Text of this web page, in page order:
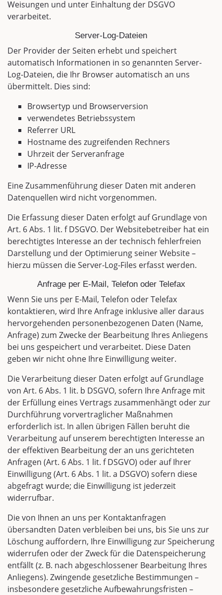
Weisungen und unter Einhaltung der DSGVO
verarbeitet.
Server-Log-Dateien
Der Provider der Seiten erhebt und speichert
automatisch Informationen in so genannten Server-
Log-Dateien, die Ihr Browser automatisch an uns
übermittelt. Dies sind:
Browsertyp und Browserversion
verwendetes Betriebssystem
Referrer URL
Hostname des zugreifenden Rechners
Uhrzeit der Serveranfrage
IP-Adresse
Eine Zusammenführung dieser Daten mit anderen
Datenquellen wird nicht vorgenommen.
Die Erfassung dieser Daten erfolgt auf Grundlage von
Art. 6 Abs. 1 lit. f DSGVO. Der Websitebetreiber hat ein
berechtigtes Interesse an der technisch fehlerfreien
Darstellung und der Optimierung seiner Website –
hierzu müssen die Server-Log-Files erfasst werden.
Anfrage per E-Mail, Telefon oder Telefax
Wenn Sie uns per E-Mail, Telefon oder Telefax
kontaktieren, wird Ihre Anfrage inklusive aller daraus
hervorgehenden personenbezogenen Daten (Name,
Anfrage) zum Zwecke der Bearbeitung Ihres Anliegens
bei uns gespeichert und verarbeitet. Diese Daten
geben wir nicht ohne Ihre Einwilligung weiter.
Die Verarbeitung dieser Daten erfolgt auf Grundlage
von Art. 6 Abs. 1 lit. b DSGVO, sofern Ihre Anfrage mit
der Erfüllung eines Vertrags zusammenhängt oder zur
Durchführung vorvertraglicher Maßnahmen
erforderlich ist. In allen übrigen Fällen beruht die
Verarbeitung auf unserem berechtigten Interesse an
der effektiven Bearbeitung der an uns gerichteten
Anfragen (Art. 6 Abs. 1 lit. f DSGVO) oder auf Ihrer
Einwilligung (Art. 6 Abs. 1 lit. a DSGVO) sofern diese
abgefragt wurde; die Einwilligung ist jederzeit
widerrufbar.
Die von Ihnen an uns per Kontaktanfragen
übersandten Daten verbleiben bei uns, bis Sie uns zur
Löschung auffordern, Ihre Einwilligung zur Speicherung
widerrufen oder der Zweck für die Datenspeicherung
entfällt (z. B. nach abgeschlossener Bearbeitung Ihres
Anliegens). Zwingende gesetzliche Bestimmungen –
insbesondere gesetzliche Aufbewahrungsfristen –